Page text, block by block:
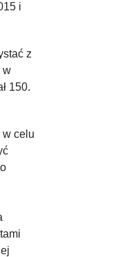
i
z
w
150.
w celu